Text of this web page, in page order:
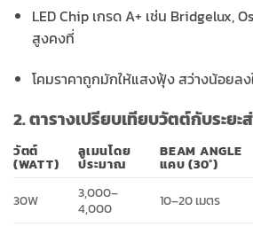
LED Chip เกรด A+ เช่น Bridgelux,
สูงคงที่
โคมราคาถูกมักให้แสงฟุ้ง สว่างน้อยล
2. ตารางเปรียบเทียบวัตต์กับระยะ
วัตต์
(WATT)
ลูเมนโดย
ประมาณ
BEAM ANGLE
แคบ (30°)
30W
3,000–
4,000
10–20 เมตร